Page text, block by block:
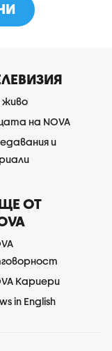
живо
на NOVA
и
ОТ
Кариери
in English